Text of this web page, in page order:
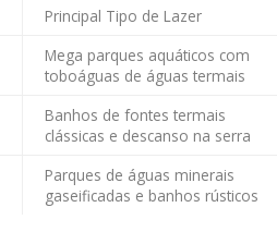
Principal Tipo de Lazer
Mega parques aquáticos com
toboáguas de águas termais
Banhos de fontes termais
clássicas e descanso na serra
Parques de águas minerais
gaseificadas e banhos rústicos